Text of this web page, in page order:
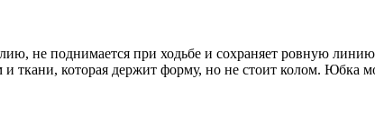
не поднимается при ходьбе и сохраняет ровную
ткани, которая держит форму, но не стоит колом. Юбка